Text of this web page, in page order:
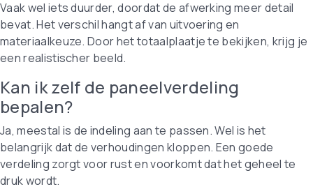
Vaak wel iets duurder, doordat de afwerking meer detail
bevat. Het verschil hangt af van uitvoering en
materiaalkeuze. Door het totaalplaatje te bekijken, krijg je
een realistischer beeld.
Kan ik zelf de paneelverdeling
bepalen?
Ja, meestal is de indeling aan te passen. Wel is het
belangrijk dat de verhoudingen kloppen. Een goede
verdeling zorgt voor rust en voorkomt dat het geheel te
druk wordt.